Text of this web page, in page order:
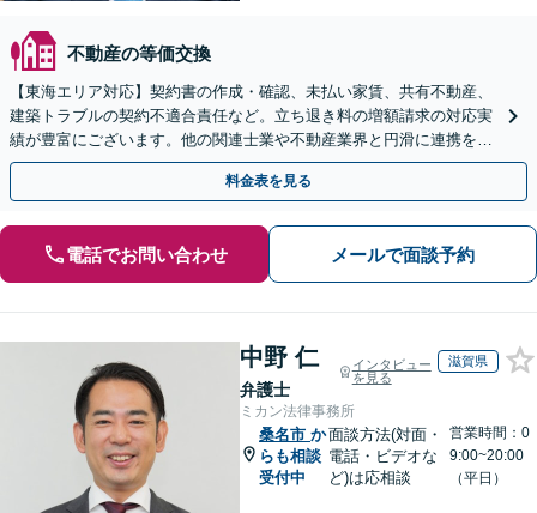
不動産の等価交換
【東海エリア対応】契約書の作成・確認、未払い家賃、共有不動産、
建築トラブルの契約不適合責任など。立ち退き料の増額請求の対応実
績が豊富にございます。他の関連士業や不動産業界と円滑に連携を行
い、正確に手続きを進めてまいります。【初回面談無料】
料金表を見る
電話でお問い合わせ メールで面談予約
中野 仁
弁護士
インタビュー
を見る
滋賀県
ミカン法律事務所
桑名市 か
らも相談
受付中
面談方法(対面・
電話・ビデオな
ど)は応相談
営業時間：0
9:00~20:00
（平日）